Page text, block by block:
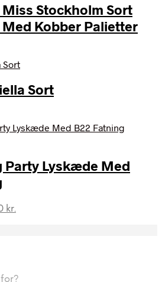
Stockholm Sort
Kobber Palietter
Sort
Party Lyskæde Med
kr.